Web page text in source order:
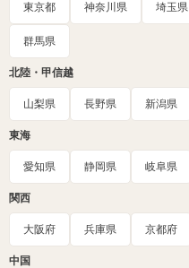
東京都 神奈川県 埼玉県
群馬県
北陸・甲信越
山梨県 長野県 新潟県
東海
愛知県 静岡県 岐阜県
関西
大阪府 兵庫県 京都府
中国